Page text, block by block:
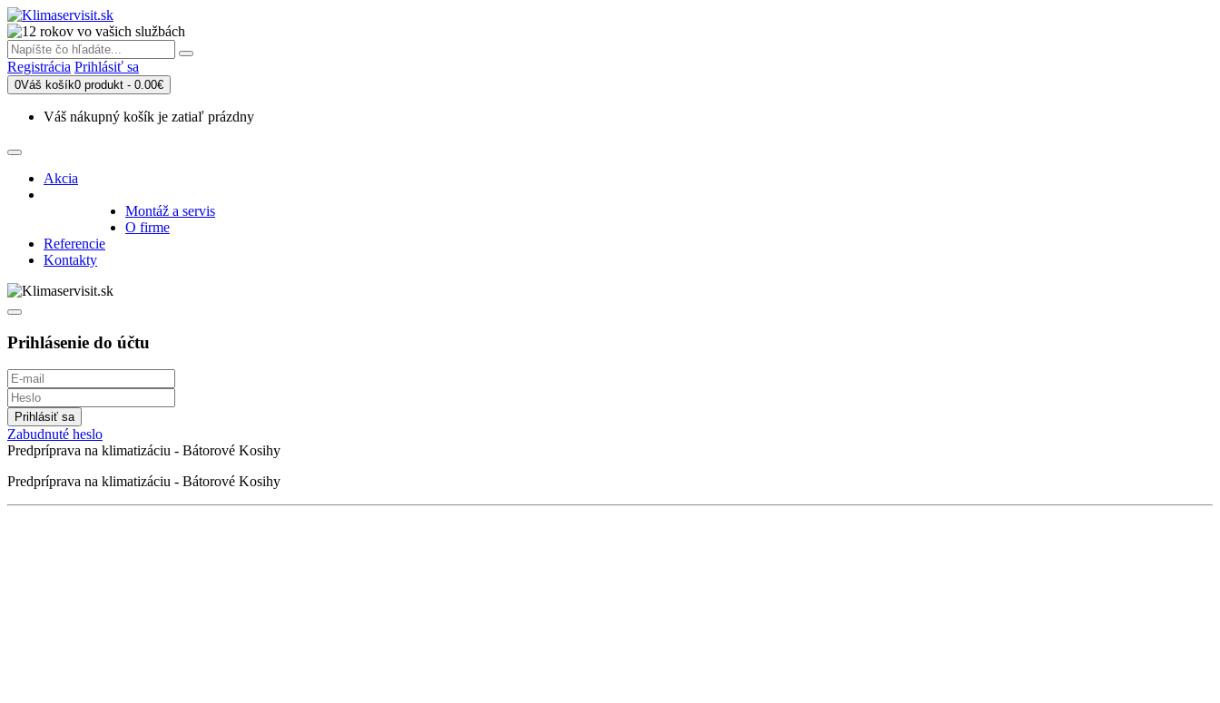
Registrácia Prihlásiť sa
0Váš košík0 produkt - 0.00€
Váš nákupný košík je zatiaľ prázdny
Akcia
Montáž a servis
O firme
Referencie
Kontakty
Prihlásenie do účtu
Zabudnuté heslo
Predpríprava na klimatizáciu - Bátorové Kosihy
Predpríprava na klimatizáciu - Bátorové Kosihy